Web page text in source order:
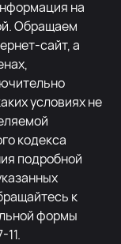
на
Обращаем
сайт, а
условиях не
кодекса
подробной
к
формы